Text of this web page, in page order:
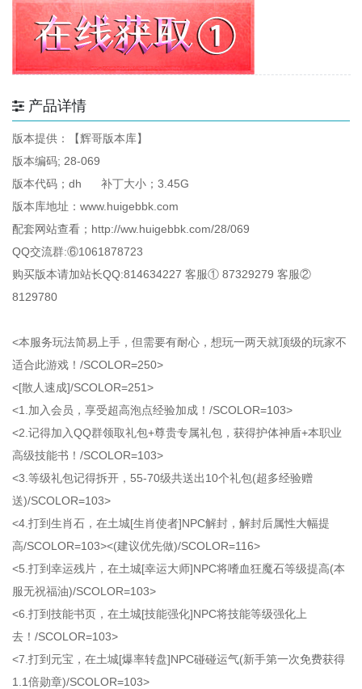
产品详情
版本提供：【辉哥版本库】
版本编码; 28-069
版本代码；dh 补丁大小；3.45G
版本库地址：www.huigebbk.com
配套网站查看；http://ww.huigebbk.com/28/069
QQ交流群:⑥1061878723
购买版本请加站长QQ:814634227 客服① 87329279 客服②
8129780
<本服务玩法简易上手，但需要有耐心，想玩一两天就顶级的玩家不
适合此游戏！/SCOLOR=250>
<[散人速成]/SCOLOR=251>
<1.加入会员，享受超高泡点经验加成！/SCOLOR=103>
<2.记得加入QQ群领取礼包+尊贵专属礼包，获得护体神盾+本职业
高级技能书！/SCOLOR=103>
<3.等级礼包记得拆开，55-70级共送出10个礼包(超多经验赠
送)/SCOLOR=103>
<4.打到生肖石，在土城[生肖使者]NPC解封，解封后属性大幅提
高/SCOLOR=103><(建议优先做)/SCOLOR=116>
<5.打到幸运残片，在土城[幸运大师]NPC将嗜血狂魔石等级提高(本
服无祝福油)/SCOLOR=103>
<6.打到技能书页，在土城[技能强化]NPC将技能等级强化上
去！/SCOLOR=103>
<7.打到元宝，在土城[爆率转盘]NPC碰碰运气(新手第一次免费获得
1.1倍勋章)/SCOLOR=103>